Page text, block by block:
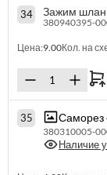
34 Зажим
380940395-
Цена:9.00Кол. на
35 Саморез
380310005-
Наличие